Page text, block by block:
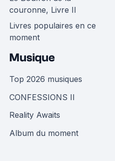
couronne, Livre II
Livres populaires en ce
moment
Musique
Top 2026 musiques
CONFESSIONS II
Reality Awaits
Album du moment